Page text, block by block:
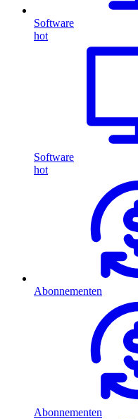
Software
hot
Software
hot
Abonnementen
Abonnementen